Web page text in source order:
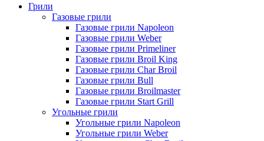
Грили
Газовые грили
Газовые грили Napoleon
Газовые грили Weber
Газовые грили Primeliner
Газовые грили Broil King
Газовые грили Char Broil
Газовые грили Bull
Газовые грили Broilmaster
Газовые грили Start Grill
Угольные грили
Угольные грили Napoleon
Угольные грили Weber